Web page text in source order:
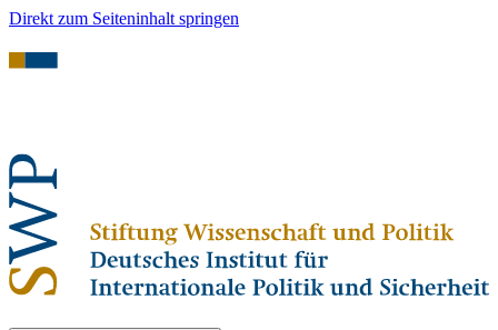
Direkt zum Seiteninhalt springen